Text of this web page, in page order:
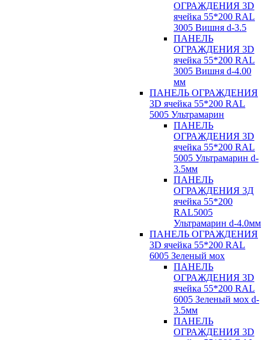
ОГРАЖДЕНИЯ 3D
ячейка 55*200 RAL
3005 Вишня d-3.5
ПАНЕЛЬ
ОГРАЖДЕНИЯ 3D
ячейка 55*200 RAL
3005 Вишня d-4.00
мм
ПАНЕЛЬ ОГРАЖДЕНИЯ
3D ячейка 55*200 RAL
5005 Ультрамарин
ПАНЕЛЬ
ОГРАЖДЕНИЯ 3D
ячейка 55*200 RAL
5005 Ультрамарин d-
3.5мм
ПАНЕЛЬ
ОГРАЖДЕНИЯ 3Д
ячейка 55*200
RAL5005
Ультрамарин d-4.0мм
ПАНЕЛЬ ОГРАЖДЕНИЯ
3D ячейка 55*200 RAL
6005 Зеленый мох
ПАНЕЛЬ
ОГРАЖДЕНИЯ 3D
ячейка 55*200 RAL
6005 Зеленый мох d-
3.5мм
ПАНЕЛЬ
ОГРАЖДЕНИЯ 3D